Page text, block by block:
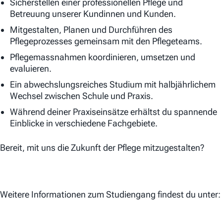
Sicherstellen einer professionellen Pflege und
Betreuung unserer Kundinnen und Kunden.
Mitgestalten, Planen und Durchführen des
Pflegeprozesses gemeinsam mit den Pflegeteams.
Pflegemassnahmen koordinieren, umsetzen und
evaluieren.
Ein abwechslungsreiches Studium mit halbjährlichem
Wechsel zwischen Schule und Praxis.
Während deiner Praxiseinsätze erhältst du spannende
Einblicke in verschiedene Fachgebiete.
Bereit, mit uns die Zukunft der Pflege mitzugestalten?
Weitere Informationen zum Studiengang findest du unter: